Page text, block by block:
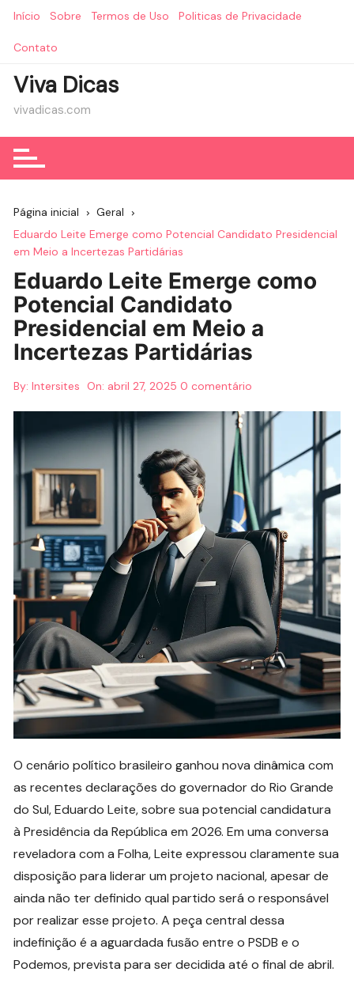
Início Sobre Termos de Uso Politicas de Privacidade
Contato
Viva Dicas
vivadicas.com
Página inicial
Geral
Eduardo Leite Emerge como Potencial Candidato Presidencial
em Meio a Incertezas Partidárias
Eduardo Leite Emerge como
Potencial Candidato
Presidencial em Meio a
Incertezas Partidárias
By: Intersites On: abril 27, 2025 0 comentário
O cenário político brasileiro ganhou nova dinâmica com
as recentes declarações do governador do Rio Grande
do Sul, Eduardo Leite, sobre sua potencial candidatura
à Presidência da República em 2026. Em uma conversa
reveladora com a Folha, Leite expressou claramente sua
disposição para liderar um projeto nacional, apesar de
ainda não ter definido qual partido será o responsável
por realizar esse projeto. A peça central dessa
indefinição é a aguardada fusão entre o PSDB e o
Podemos, prevista para ser decidida até o final de abril.